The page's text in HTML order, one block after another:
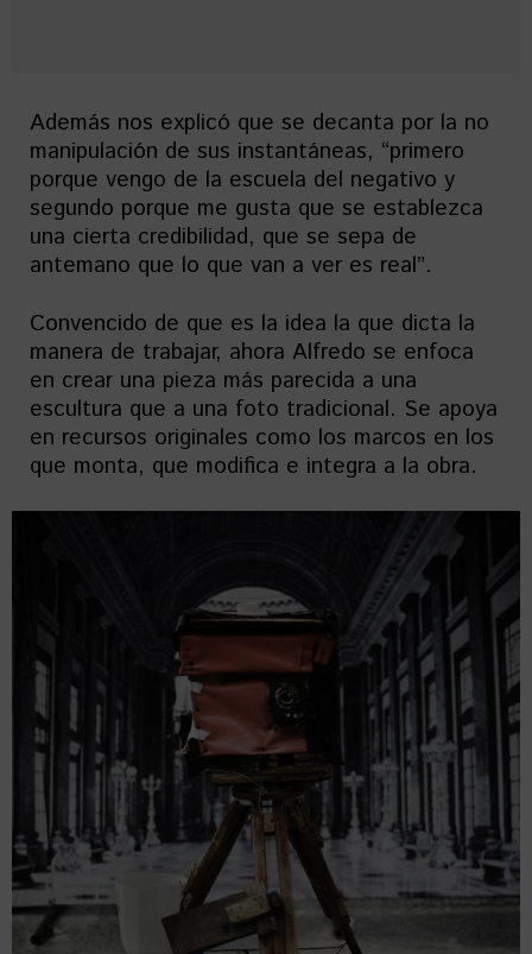
Además nos explicó que se decanta por la no
manipulación de sus instantáneas, “primero
porque vengo de la escuela del negativo y
segundo porque me gusta que se establezca
una cierta credibilidad, que se sepa de
antemano que lo que van a ver es real”.
Convencido de que es la idea la que dicta la
manera de trabajar, ahora Alfredo se enfoca
en crear una pieza más parecida a una
escultura que a una foto tradicional. Se apoya
en recursos originales como los marcos en los
que monta, que modifica e integra a la obra.